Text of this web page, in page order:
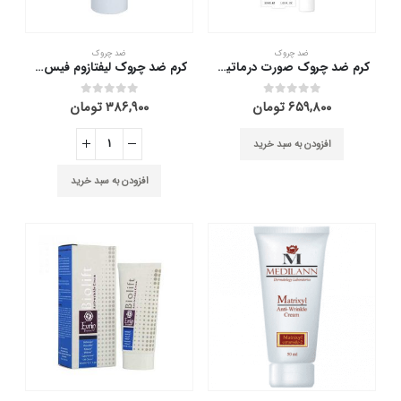
ضد چروک
کرم ضد چروک صورت درماتیپیک 30 میلی لیتر
0
۶۵۹,۸۰۰تومان
افزودن به سبد خرید
ضد چروک
کرم ضد چروک لیفتازوم فیس دوکس 40 میلی لیتر
0
out of 5
۳۸۶,۹۰۰تومان
افزودن به سبد خرید